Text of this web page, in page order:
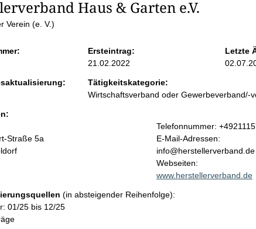
Haus & Garten e.V.
Verein (e. V.)
Ersteintrag:
21.02.2022
Letzte
Tätigkeitskategorie:
Wirtschaftsverband oder Gewerbeverband/-
Straße 5a
K
o
n
t
a
t
Telefonnummer:
E-Mail-Adressen:
info@herstellerverband.de
Webseiten:
www.herstellerverband.de
(in absteigender Reihenfolge):
01/25 bis 12/25